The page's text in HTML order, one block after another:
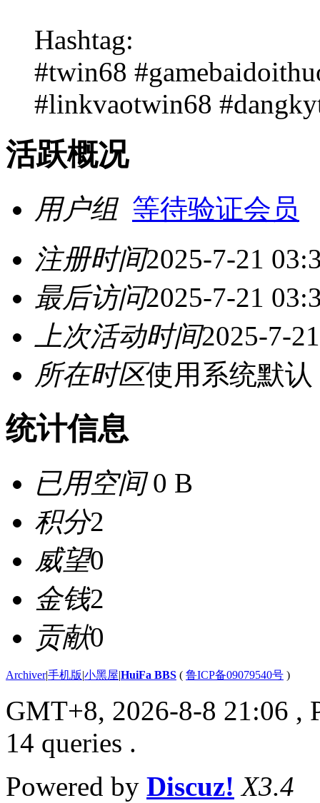
Hashtag:
#twin68
#linkvaotwin68
活跃概况
用户组 等待验证会员
注册时间2025-7-21
最后访问2025-7-21
上次活动时间2025-7-
所在时区使用系统默认
统计信息
已用空间0 B
积分2
威望0
金钱2
贡献0
Archiver|手机版|小黑屋|HuiFa BBS ( 鲁ICP备09079540号 )
GMT+8, 2026-8-8 21:06 ,
14 queries .
Powered by Discuz! X3.4